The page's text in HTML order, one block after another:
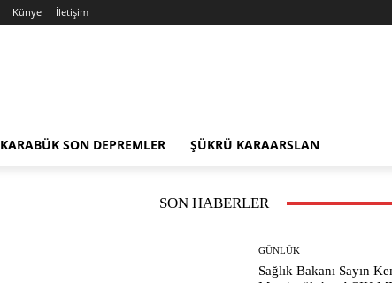
Künye İletişim
KARABÜK SON DEPREMLER ŞÜKRÜ KARAARSLAN
SON HABERLER
GÜNLÜK
Sağlık Bakanı Sayın